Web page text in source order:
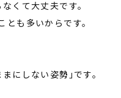
くて大丈夫です。
とも多いからです。
にしない姿勢」です。